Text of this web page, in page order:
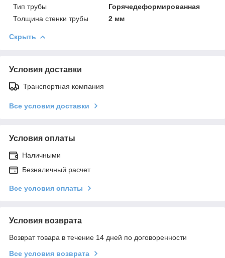
Тип трубы
Горячедеформированная
Толщина стенки трубы
2 мм
Скрыть
Условия доставки
Транспортная компания
Все условия доставки
Условия оплаты
Наличными
Безналичный расчет
Все условия оплаты
Условия возврата
Возврат товара в течение 14 дней по договоренности
Все условия возврата